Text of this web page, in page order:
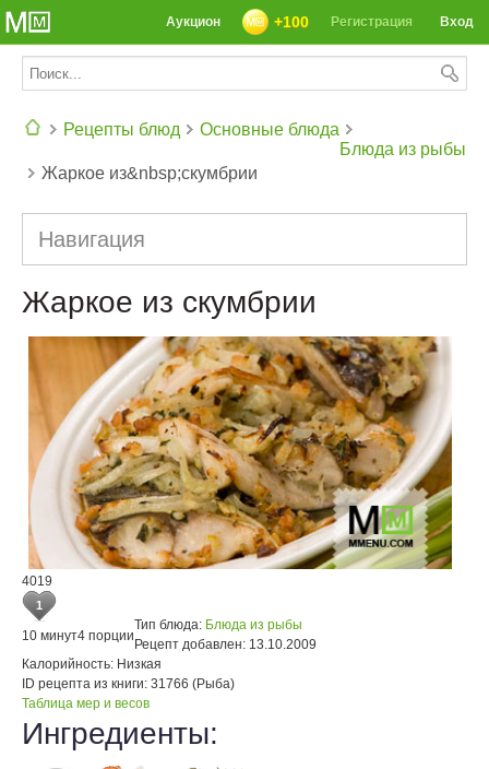
СЕГОДНЯ: 39142 РЕЦЕПТА
Вход
Регистрация
+100
Аукцион
Рецепты блюд
Основные блюда
Блюда из рыбы
Жаркое из&nbsp;скумбрии
Навигация
Жаркое из скумбрии
4019
1
10 минут4 порции
Тип блюда: Блюда из рыбы
Рецепт добавлен: 13.10.2009
Калорийность: Низкая
ID рецепта из книги: 31766 (Рыба)
Таблица мер и весов
Ингредиенты: